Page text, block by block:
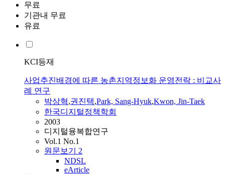
무료
기관내 무료
유료
KCI등재
사업추진배경에 따른 농촌지역정보화 운영전락 : 비교사
례 연구
박상혁,권진택,Park, Sang-Hyuk,Kwon, Jin-Taek
한국디지털정책학회
2003
디지털융복합연구
Vol.1 No.1
원문보기 2
NDSL
eArticle